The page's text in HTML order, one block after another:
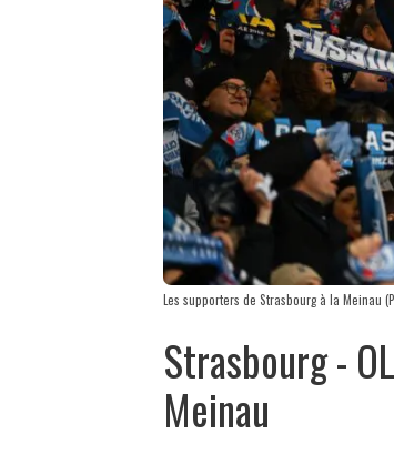
Les supporters de Strasbourg à la Meinau
Strasbourg -
Meinau